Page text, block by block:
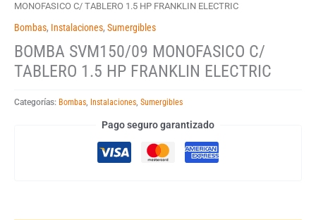
MONOFASICO C/ TABLERO 1.5 HP FRANKLIN ELECTRIC
Bombas, Instalaciones, Sumergibles
BOMBA SVM150/09 MONOFASICO C/
TABLERO 1.5 HP FRANKLIN ELECTRIC
Categorías: Bombas, Instalaciones, Sumergibles
Pago seguro garantizado